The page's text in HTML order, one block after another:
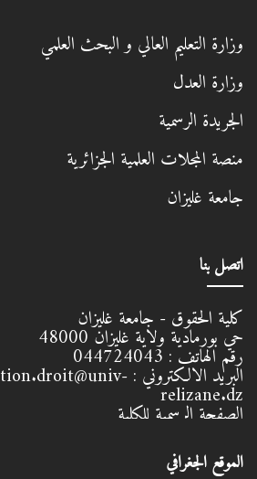
وزارة التعليم العالي و البحث العلمي
وزارة العدل
الجريدة الرسمية
منصة المجلات العلمية الجزائرية
جامعة غليزان
اتصل بنا
كلية الحقوق - جامعة غليزان
حي بورمادية ولاية غليزان48000 رقم الهاتف :044724043البريد الالكتروني :
relizane.dz
الصفحة الرسمية للكلية
الموقع الجغرافي